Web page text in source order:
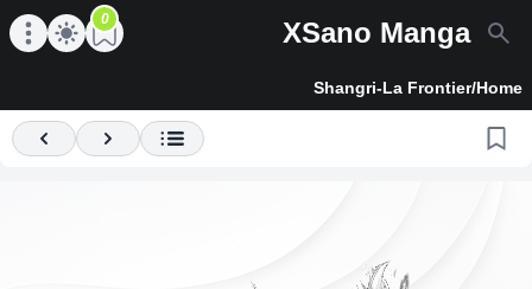
Open main menu
XSano Manga
main menu
0
Home
/
Shangri-La Frontier
Previous Next